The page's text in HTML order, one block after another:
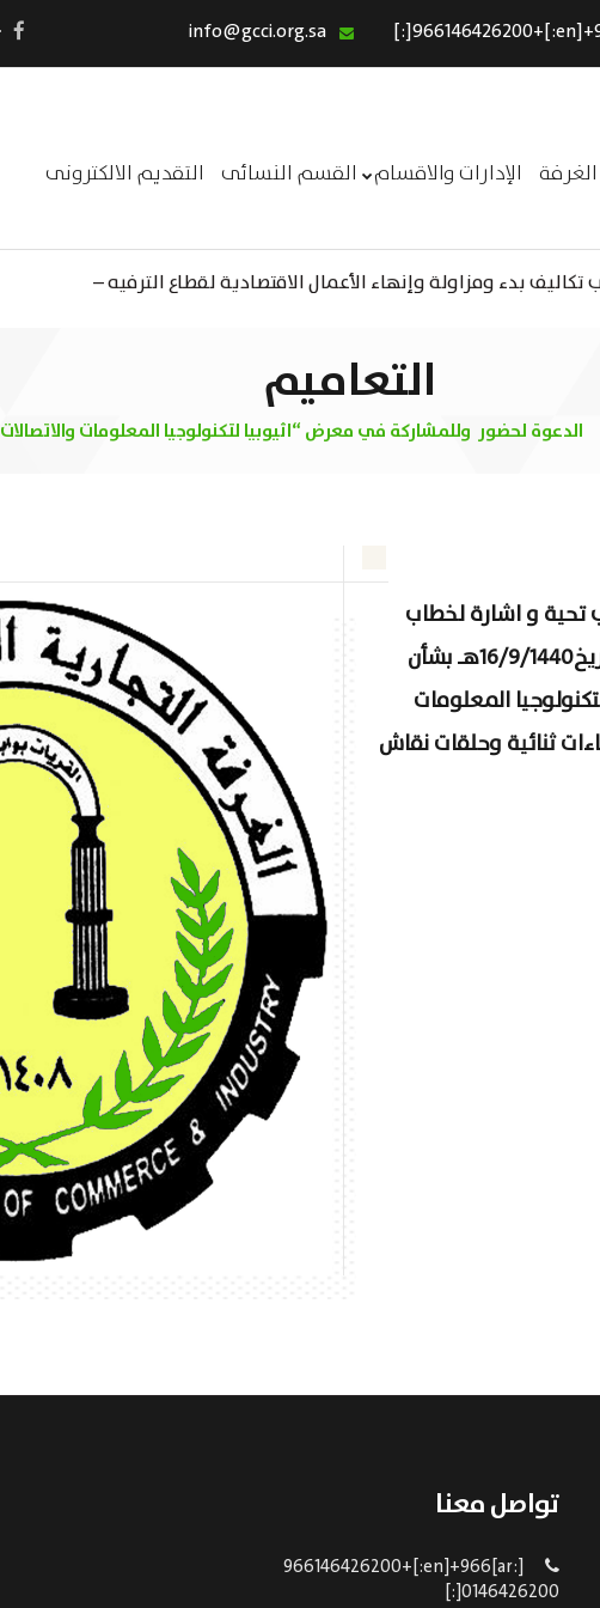
الإدارات والاقسام القسم النسائى التقديم الالكترونى
الرئيسية
عن الغرفة
القسم النسائى
التقديم الالكترونى
استبيان معوقات
بدء ومزاولة وإنهاء الأعمال الاقتصادية لقطاع الترفيه –
التعاميم
الدعوة لحضور وللمشاركة في معرض “اثيوبيا لتكنولوجيا المعلومات والاتصالات 2019م “
تحية و اشارة لخطاب
مجلس الغرف السعودية رقم ش. غ/2299 وتاريخ16/9/1440هـ بشأن
المعلومات
لقاءات ثنائية وحلقات نقاش
تواصل معنا
[:ar]966146426200+[:en]+966
0146426200[:]